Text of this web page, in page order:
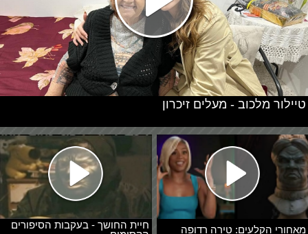
מאחורי הקלעים: טירה רדופה
חיית החושך - בעקבות הסיפורים
טיילור מלכוב - מעלים זיכרון